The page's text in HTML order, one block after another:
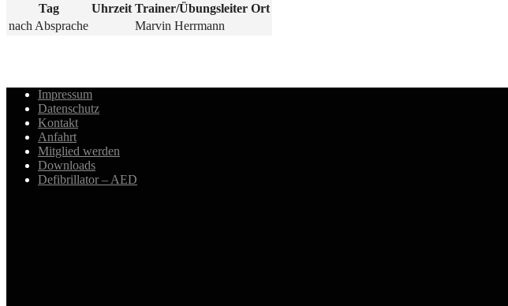
Tag Uhrzeit Trainer/Übungsleiter Ort
nach Absprache
Marvin Herrmann
Impressum
Datenschutz
Kontakt
Anfahrt
Mitglied werden
Downloads
Defibrillator – AED